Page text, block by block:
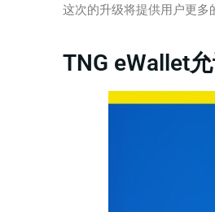
这次的升级将提供用户更多
TNG eWallet